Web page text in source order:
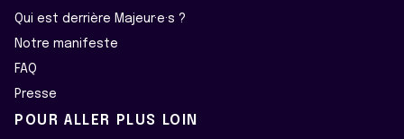
Qui est derrière Majeur·e·s ?
Notre manifeste
FAQ
Presse
POUR ALLER PLUS LOIN